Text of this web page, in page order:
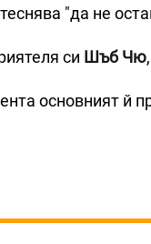
"да не
си Шъб Чю
основният й